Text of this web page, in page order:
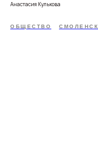
Анастасия Кулькова
ОБЩЕСТВО СМОЛЕНСК